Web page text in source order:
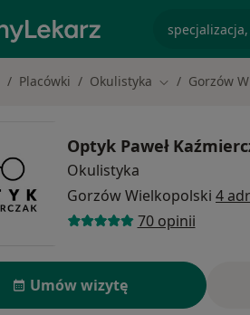
Placówki Okulistyka Zmień miasto
Gorzów
Optyk Paweł
Okulistyka
Gorzów Wielkopolski 4
70 opinii
Umów wizytę